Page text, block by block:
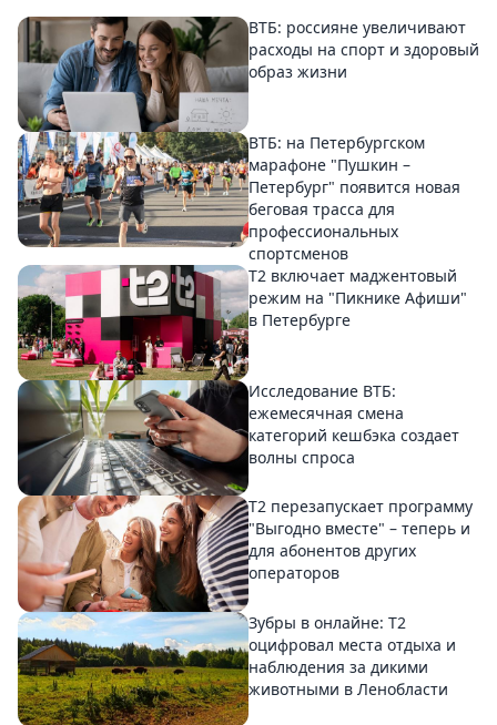
ВТБ: россияне увеличивают
расходы на спорт и здоровый
образ жизни
ВТБ: на Петербургском
марафоне "Пушкин –
Петербург" появится новая
беговая трасса для
профессиональных
спортсменов
Т2 включает маджентовый
режим на "Пикнике Афиши"
в Петербурге
Исследование ВТБ:
ежемесячная смена
категорий кешбэка создает
волны спроса
Т2 перезапускает программу
"Выгодно вместе" – теперь и
для абонентов других
операторов
Зубры в онлайне: Т2
оцифровал места отдыха и
наблюдения за дикими
животными в Ленобласти